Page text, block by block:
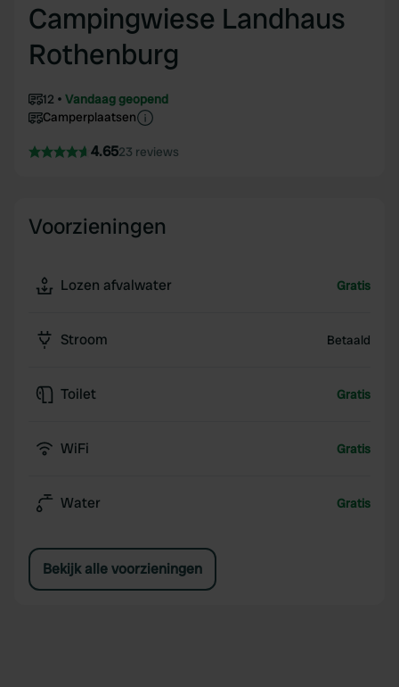
Campingwiese Landhaus
Rothenburg
12
Vandaag geopend
Camperplaatsen
4.6523 reviews
Voorzieningen
Lozen afvalwater Gratis
Stroom Betaald
Toilet Gratis
WiFi Gratis
Water Gratis
Bekijk alle voorzieningen